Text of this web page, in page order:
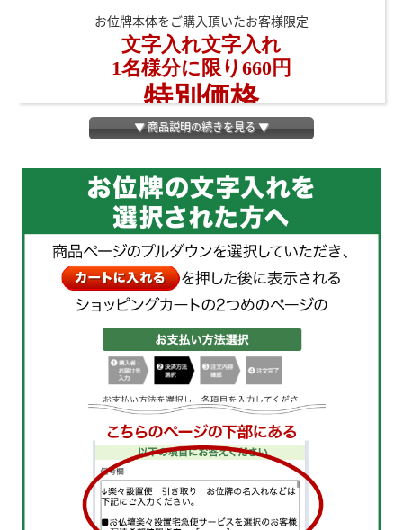
お位牌本体をご購入頂いたお客様限定
文字入れ文字入れ
1名様分に限り660円
特別価格
にて承っております。
しっかりとした木目の縞黒檀材を使用
硬く耐久性に優れ、 縞槙様が美しく、高級木材として珍重さ
れる希少な縞黒檀材を使用しました。
上品な木目がはっきりと映り、趣きのある 黒
と茶色の縞槙様が高級感を演出します。
唐木の材質の重みが重厚感を更に引き立たせます。
美しい光沢を持つ 金沢の金箔を100％使用
装飾部分の『純金金粉』が鏡面のような艶黒に映え、華やか
な印象を与えます。
黒檀の木目の色味と相性が大変良い組み合わ
せでお仏壇内部を荘厳に演出します。
シンプルであり、格調高さが際立つフォルム
札を支える札台部分は四角形で構成、縁の部
分には金がコーティングされ、シンプルであ
りながら格調高い仕上がりとなっておりま
▼ 商品説明の続きを見る ▼